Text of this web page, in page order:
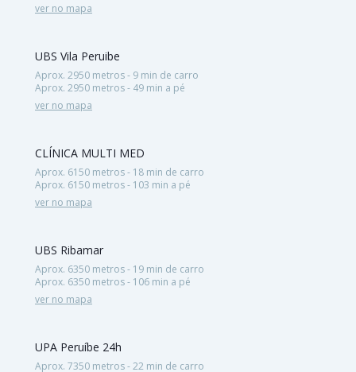
ver no mapa
UBS Vila Peruibe
Aprox. 2950 metros - 9 min de carro
Aprox. 2950 metros - 49 min a pé
ver no mapa
CLÍNICA MULTI MED
Aprox. 6150 metros - 18 min de carro
Aprox. 6150 metros - 103 min a pé
ver no mapa
UBS Ribamar
Aprox. 6350 metros - 19 min de carro
Aprox. 6350 metros - 106 min a pé
ver no mapa
UPA Peruíbe 24h
Aprox. 7350 metros - 22 min de carro